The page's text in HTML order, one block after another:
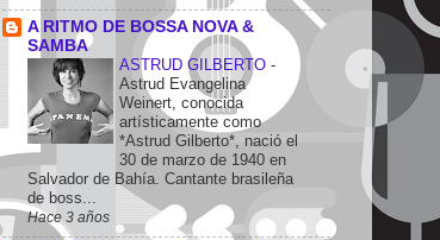
A RITMO DE BOSSA NOVA &
SAMBA
ASTRUD GILBERTO -
Astrud Evangelina
Weinert, conocida
artísticamente como
*Astrud Gilberto*, nació el
30 de marzo de 1940 en
Salvador de Bahía. Cantante brasileña
de boss...
Hace 3 años